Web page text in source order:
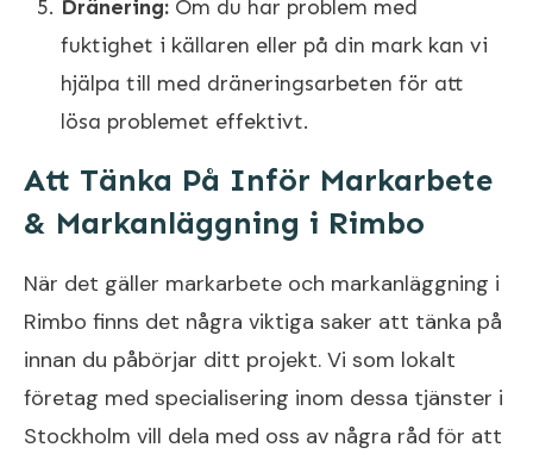
Dränering: Om du har problem med
fuktighet i källaren eller på din mark kan vi
hjälpa till med dräneringsarbeten för att
lösa problemet effektivt.
Att Tänka På Inför Markarbete
& Markanläggning i Rimbo
När det gäller markarbete och markanläggning i
Rimbo finns det några viktiga saker att tänka på
innan du påbörjar ditt projekt. Vi som lokalt
företag med specialisering inom dessa tjänster i
Stockholm vill dela med oss av några råd för att